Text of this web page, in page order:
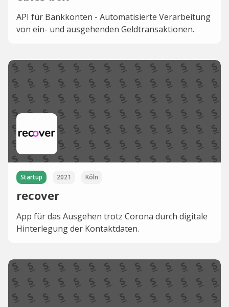
API für Bankkonten - Automatisierte Verarbeitung
von ein- und ausgehenden Geldtransaktionen.
Startup 2021 Köln
recover
App für das Ausgehen trotz Corona durch digitale
Hinterlegung der Kontaktdaten.